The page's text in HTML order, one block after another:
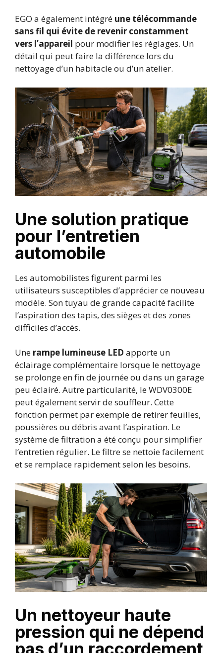
EGO a également intégré une télécommande
sans fil qui évite de revenir constamment
vers l’appareil pour modifier les réglages. Un
détail qui peut faire la différence lors du
nettoyage d’un habitacle ou d’un atelier.
Une solution pratique
pour l’entretien
automobile
Les automobilistes figurent parmi les
utilisateurs susceptibles d’apprécier ce nouveau
modèle. Son tuyau de grande capacité facilite
l’aspiration des tapis, des sièges et des zones
difficiles d’accès.
Une rampe lumineuse LED apporte un
éclairage complémentaire lorsque le nettoyage
se prolonge en fin de journée ou dans un garage
peu éclairé. Autre particularité, le WDV0300E
peut également servir de souffleur. Cette
fonction permet par exemple de retirer feuilles,
poussières ou débris avant l’aspiration. Le
système de filtration a été conçu pour simplifier
l’entretien régulier. Le filtre se nettoie facilement
et se remplace rapidement selon les besoins.
Un nettoyeur haute
pression qui ne dépend
pas d’un raccordement